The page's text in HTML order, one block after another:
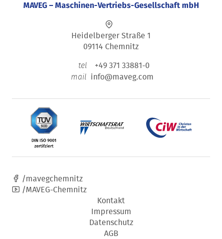
MAVEG – Maschinen-Vertriebs-Gesellschaft mbH
Heidelberger Straße 1
09114 Chemnitz
tel +49 371 33881-0
mail info@maveg.com
/mavegchemnitz
/MAVEG-Chemnitz
Kontakt
Impressum
Datenschutz
AGB